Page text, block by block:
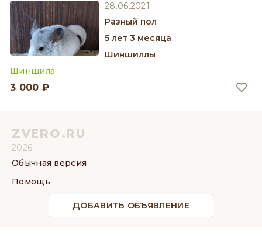
28.06.2021
разный пол
5 лет 3 месяца
Шиншиллы
Шиншила
3 000 ₽
ZVERO.RU
2026
Обычная версия
Помощь
ДОБАВИТЬ ОБЪЯВЛЕНИЕ